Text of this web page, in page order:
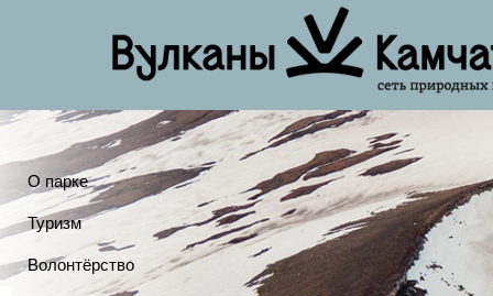
О парке
Туризм
Волонтёрство